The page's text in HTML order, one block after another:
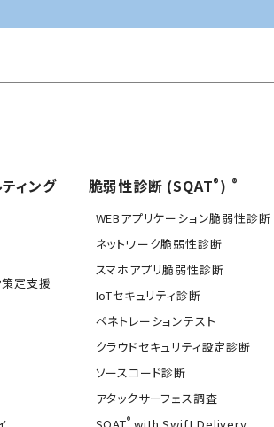
ィング
策定支援
脆弱性診断 (SQAT®) ®
WEBアプリケーション脆弱性診断
ネットワーク脆弱性診断
スマホアプリ脆弱性診断
IoTセキュリティ診断
ペネトレーションテスト
クラウドセキュリティ設定診断
ソースコード診断
アタックサーフェス調査
®